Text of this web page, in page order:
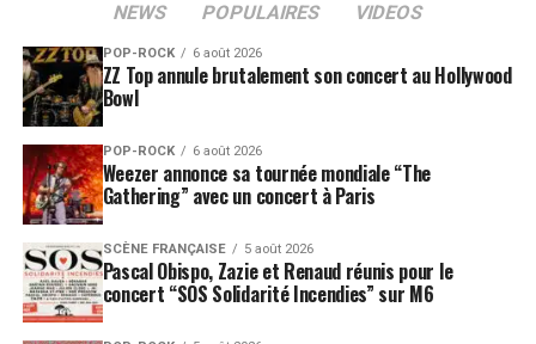
NEWS POPULAIRES VIDEOS
POP-ROCK 6 août 2026
ZZ Top annule brutalement son concert au Hollywood
Bowl
POP-ROCK 6 août 2026
Weezer annonce sa tournée mondiale “The
Gathering” avec un concert à Paris
SCÈNE FRANÇAISE 5 août 2026
Pascal Obispo, Zazie et Renaud réunis pour le
concert “SOS Solidarité Incendies” sur M6